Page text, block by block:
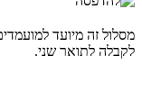
מסלול זה מיועד
לקבלה לתואר שני.